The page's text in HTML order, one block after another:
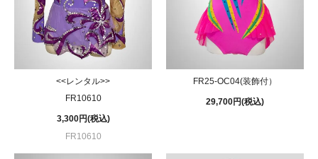
<<レンタル>>
FR10610
3,300円(税込)
FR10610
FR25-OC04(装飾付）
29,700円(税込)